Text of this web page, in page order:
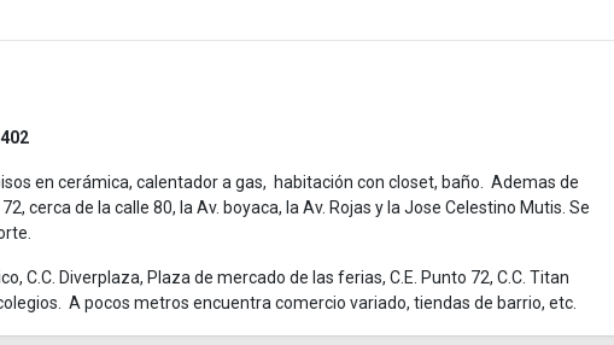
en cerámica, calentador a gas, habitación con closet, baño. Ademas de
cerca de la calle 80, la Av. boyaca, la Av. Rojas y la Jose Celestino Mutis. Se
C.C. Diverplaza, Plaza de mercado de las ferias, C.E. Punto 72, C.C. Titan
A pocos metros encuentra comercio variado, tiendas de barrio, etc.